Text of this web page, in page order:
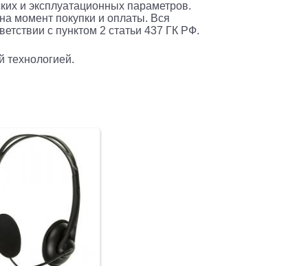
и эксплуатационных параметров.
на момент покупки и оплаты. Вся
с пунктом 2 статьи 437 ГК РФ.
технологией.